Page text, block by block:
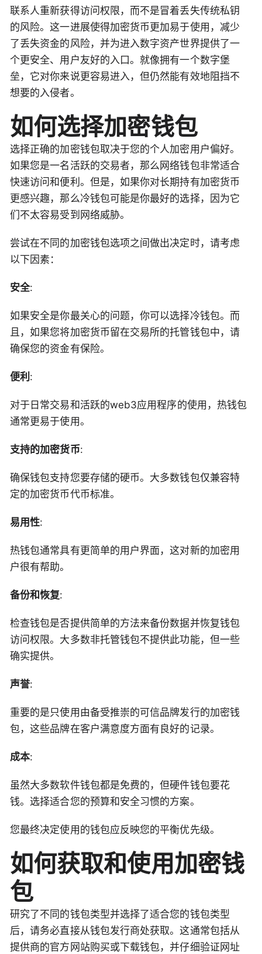
联系人重新获得访问权限，而不是冒着丢失传统私钥
的风险。这一进展使得加密货币更加易于使用，减少
了丢失资金的风险，并为进入数字资产世界提供了一
个更安全、用户友好的入口。就像拥有一个数字堡
垒，它对你来说更容易进入，但仍然能有效地阻挡不
想要的入侵者。
如何选择加密钱包
选择正确的加密钱包取决于您的个人加密用户偏好。
如果您是一名活跃的交易者，那么网络钱包非常适合
快速访问和便利。但是，如果你对长期持有加密货币
更感兴趣，那么冷钱包可能是你最好的选择，因为它
们不太容易受到网络威胁。
尝试在不同的加密钱包选项之间做出决定时，请考虑
以下因素：
安全:
如果安全是你最关心的问题，你可以选择冷钱包。而
且，如果您将加密货币留在交易所的托管钱包中，请
确保您的资金有保险。
便利 :
对于日常交易和活跃的web3应用程序的使用，热钱包
通常更易于使用。
支持的加密货币:
确保钱包支持您要存储的硬币。大多数钱包仅兼容特
定的加密货币代币标准。
易用性:
热钱包通常具有更简单的用户界面，这对新的加密用
户很有帮助。
备份和恢复:
检查钱包是否提供简单的方法来备份数据并恢复钱包
访问权限。大多数非托管钱包不提供此功能，但一些
确实提供。
声誉:
重要的是只使用由备受推崇的可信品牌发行的加密钱
包，这些品牌在客户满意度方面有良好的记录。
成本:
虽然大多数软件钱包都是免费的，但硬件钱包要花
钱。选择适合您的预算和安全习惯的方案。
您最终决定使用的钱包应反映您的平衡优先级。
如何获取和使用加密钱
包
研究了不同的钱包类型并选择了适合您的钱包类型
后，请务必直接从钱包发行商处获取。这通常包括从
提供商的官方网站购买或下载钱包，并仔细验证网址